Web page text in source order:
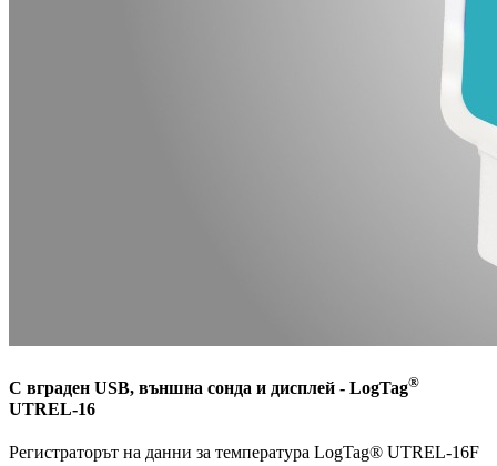
С вграден USB, външна сонда и дисплей - LogTag®
UTREL-16
Регистраторът на данни за температура LogTag® UTREL-16F